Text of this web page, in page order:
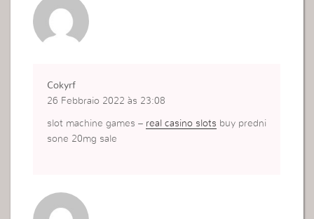
Cokyrf
26 Febbraio 2022 às 23:08
slot machine games – real casino slots buy predni
sone 20mg sale